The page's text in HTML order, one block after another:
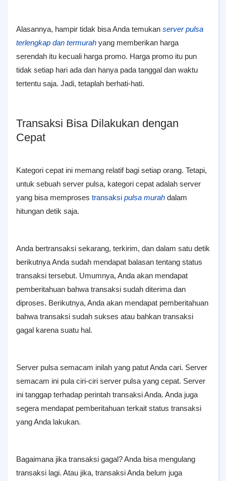
Alasannya, hampir tidak bisa Anda temukan server pulsa
terlengkap dan termurah yang memberikan harga
serendah itu kecuali harga promo. Harga promo itu pun
tidak setiap hari ada dan hanya pada tanggal dan waktu
tertentu saja. Jadi, tetaplah berhati-hati.
Transaksi Bisa Dilakukan dengan
Cepat
Kategori cepat ini memang relatif bagi setiap orang. Tetapi,
untuk sebuah server pulsa, kategori cepat adalah server
yang bisa memproses transaksi pulsa murah dalam
hitungan detik saja.
Anda bertransaksi sekarang, terkirim, dan dalam satu detik
berikutnya Anda sudah mendapat balasan tentang status
transaksi tersebut. Umumnya, Anda akan mendapat
pemberitahuan bahwa transaksi sudah diterima dan
diproses. Berikutnya, Anda akan mendapat pemberitahuan
bahwa transaksi sudah sukses atau bahkan transaksi
gagal karena suatu hal.
Server pulsa semacam inilah yang patut Anda cari. Server
semacam ini pula ciri-ciri server pulsa yang cepat. Server
ini tanggap terhadap perintah transaksi Anda. Anda juga
segera mendapat pemberitahuan terkait status transaksi
yang Anda lakukan.
Bagaimana jika transaksi gagal? Anda bisa mengulang
transaksi lagi. Atau jika, transaksi Anda belum juga